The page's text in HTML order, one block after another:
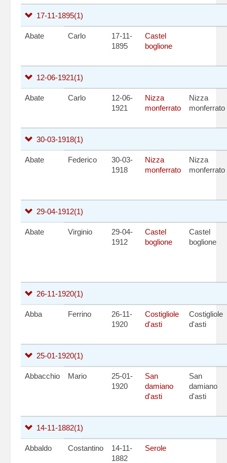
17-11-1895(1)
Abate Carlo
17-11-
1895
Castel
boglione
12-06-1921(1)
Abate Carlo
12-06-
1921
Nizza
monferrato
Nizza
monferrato
30-03-1918(1)
Abate Federico
30-03-
1918
Nizza
monferrato
Nizza
monferrato
29-04-1912(1)
Abate Virginio
29-04-
1912
Castel
boglione
Castel
boglione
26-11-1920(1)
Abba Ferrino
26-11-
1920
Costigliole
d'asti
Costigliole
d'asti
25-01-1920(1)
Abbacchio Mario
25-01-
1920
San
damiano
d'asti
San
damiano
d'asti
14-11-1882(1)
Abbaldo Costantino
14-11-
1882
Serole